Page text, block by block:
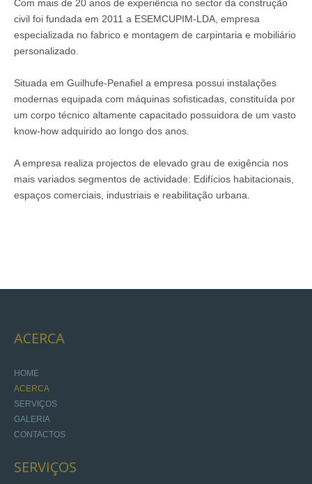
SERVIÇOS
IDEALIZAÇÃO/PROJEÇÃO/DECORAÇÃO
MOBILIÁRIO
REABILITAÇÃO/REMODELAÇÃO
SERVIÇOS PERSONALIZADOS
ACABAMENTOS
GALERIA
CATÁLOGO
Com mais de 20 anos de experiência no sector da construção
civil foi fundada em 2011 a ESEMCUPIM-LDA, empresa
especializada no fabrico e montagem de carpintaria e mobiliário
personalizado.
Situada em Guilhufe-Penafiel a empresa possui instalações
modernas equipada com máquinas sofisticadas, constituída por
um corpo técnico altamente capacitado possuidora de um vasto
know-how adquirido ao longo dos anos.
A empresa realiza projectos de elevado grau de exigência nos
mais variados segmentos de actividade: Edifícios habitacionais,
espaços comerciais, industriais e reabilitação urbana.
ACERCA
HOME
ACERCA
SERVIÇOS
GALERIA
CONTACTOS
SERVIÇOS